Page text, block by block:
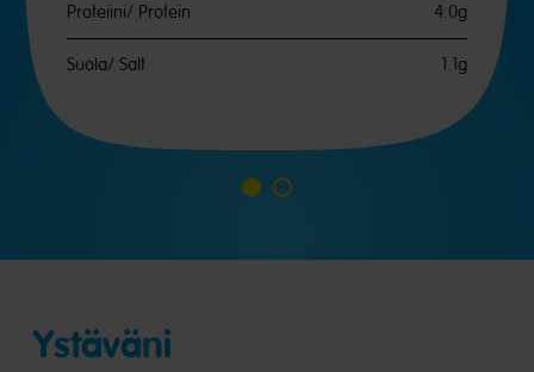
Proteiini/ Protein 4.0g
Suola/ Salt 1.1g
SiirrySiirry
Ystäväni